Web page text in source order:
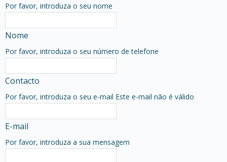
Por favor, introduza o seu nome
Nome
Por favor, introduza o seu número de telefone
Contacto
Por favor, introduza o seu e-mail Este e-mail não é válido
E-mail
Por favor, introduza a sua mensagem